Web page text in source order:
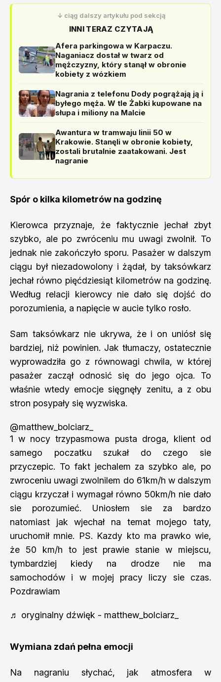
↓ ciąg dalszy artykułu pod sekcją
INNI TERAZ CZYTAJĄ
Afera parkingowa w Karpaczu.
Naganiacz dostał w twarz od
mężczyzny, który stanął w obronie
kobiety z wózkiem
Nagrania z telefonu Dody pogrążają ją i
byłego męża. W tle Żabki kupowane na
słupa i miliony na Malcie
Awantura w tramwaju linii 50 w
Krakowie. Stanęli w obronie kobiety,
zostali brutalnie zaatakowani. Jest
nagranie
Spór o kilka kilometrów na godzinę
Kierowca przyznaje, że faktycznie jechał zbyt
szybko, ale po zwróceniu mu uwagi zwolnił. To
jednak nie zakończyło sporu. Pasażer w dalszym
ciągu był niezadowolony i żądał, by taksówkarz
jechał równo pięćdziesiąt kilometrów na godzinę.
Według relacji kierowcy nie dało się dojść do
porozumienia, a napięcie w aucie tylko rosło.
Sam taksówkarz nie ukrywa, że i on uniósł się
bardziej, niż powinien. Jak tłumaczy, ostatecznie
wyprowadziła go z równowagi chwila, w której
pasażer zaczął odnosić się do jego ojca. To
właśnie wtedy emocje sięgnęły zenitu, a z obu
stron posypały się wyzwiska.
@matthew_bolciarz_
1 w nocy trzypasmowa pusta droga, klient od
samego poczatku szukał do czego sie
przyczepic. To fakt jechalem za szybko ale, po
zwroceniu uwagi zwolnilem do 61km/h w dalszym
ciągu krzyczał i wymagał równo 50km/h nie dało
sie porozumieć. Uniosłem sie za bardzo
natomiast jak wjechał na temat mojego taty,
uruchomił mnie. PS. Kazdy kto ma prawko wie,
że 50 km/h to jest prawie stanie w miejscu,
tymbardziej kiedy na drodze nie ma
samochodów i w mojej pracy liczy sie czas.
Pozdrawiam
♬ oryginalny dźwięk - matthew_bolciarz_
Wymiana zdań pełna emocji
Na nagraniu słychać, jak atmosfera w